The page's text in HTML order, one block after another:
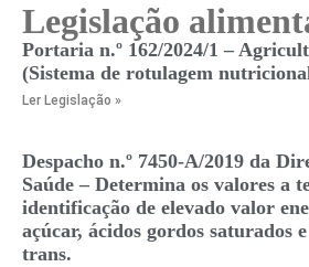
Legislação
Portaria n.º 162/2024/1 –
(Sistema de rotulagem
Ler Legislação »
Despacho n.º 7450-A/2019 da
Saúde – Determina os valores a
identificação de elevado valor
açúcar, ácidos gordos saturados
trans.